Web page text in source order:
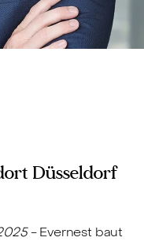
Düsseldorf
- Evernest baut